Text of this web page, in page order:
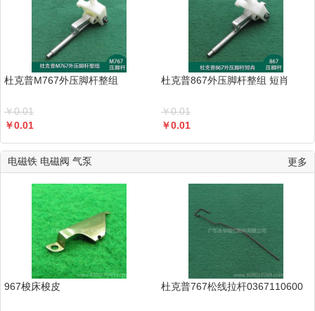
杜克普M767外压脚杆整组
￥0.01
￥0.01
杜克普867外压脚杆整组 短肖
￥0.01
￥0.01
电磁铁 电磁阀 气泵 更多
967梭床梭皮 杜克普767松线拉杆0367110600